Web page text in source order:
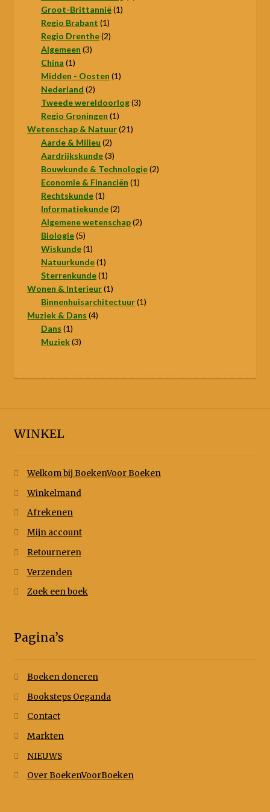
Groot-Brittannië 11
Regio Brabant 11
product
Regio Drenthe 22
Algemeen 33
China 11
product
Midden - Oosten 11
Nederland 22
producten
Tweede wereldoorlog 33
Regio Groningen 11
product
Wetenschap & Natuur 2121
Aarde & Milieu 22
producten
Aardrijkskunde 33
producten
Bouwkunde & Technologie 22
Economie & Financiën 11
Rechtskunde 11
product
Informatiekunde 22
producten
Algemene wetenschap 22
Biologie 55
producten
Wiskunde 11
product
Natuurkunde 11
product
Sterrenkunde 11
product
Wonen & Interieur 11
product
Binnenhuisarchitectuur 11
Muziek & Dans 44
Dans 11
product
Muziek 33
WINKEL
Welkom bij BoekenVoor Boeken
Winkelmand
Afrekenen
Mijn account
Retourneren
Verzenden
Zoek een boek
Pagina’s
Boeken doneren
Booksteps Oeganda
Contact
Markten
NIEUWS
Over BoekenVoorBoeken